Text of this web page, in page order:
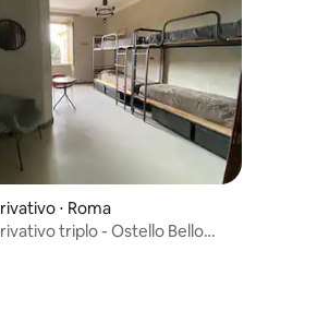
⋅ Roma
triplo - Ostello Bello